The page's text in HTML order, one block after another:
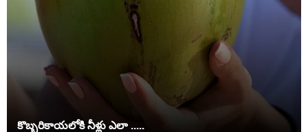
కొబ్బరికాయలోకి నీళ్లు ఎలా .....